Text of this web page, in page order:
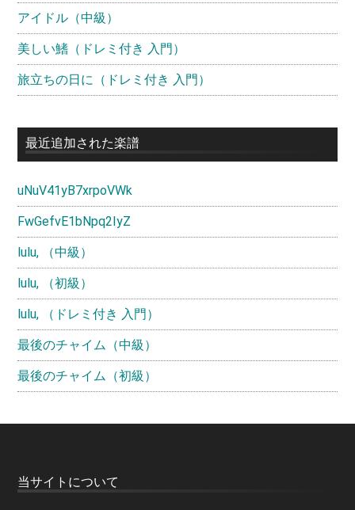
アイドル（中級）
美しい鰭（ドレミ付き 入門）
旅立ちの日に（ドレミ付き 入門）
最近追加された楽譜
uNuV41yB7xrpoVWk
FwGefvE1bNpq2IyZ
lulu, （中級）
lulu, （初級）
lulu, （ドレミ付き 入門）
最後のチャイム（中級）
最後のチャイム（初級）
Footer
当サイトについて